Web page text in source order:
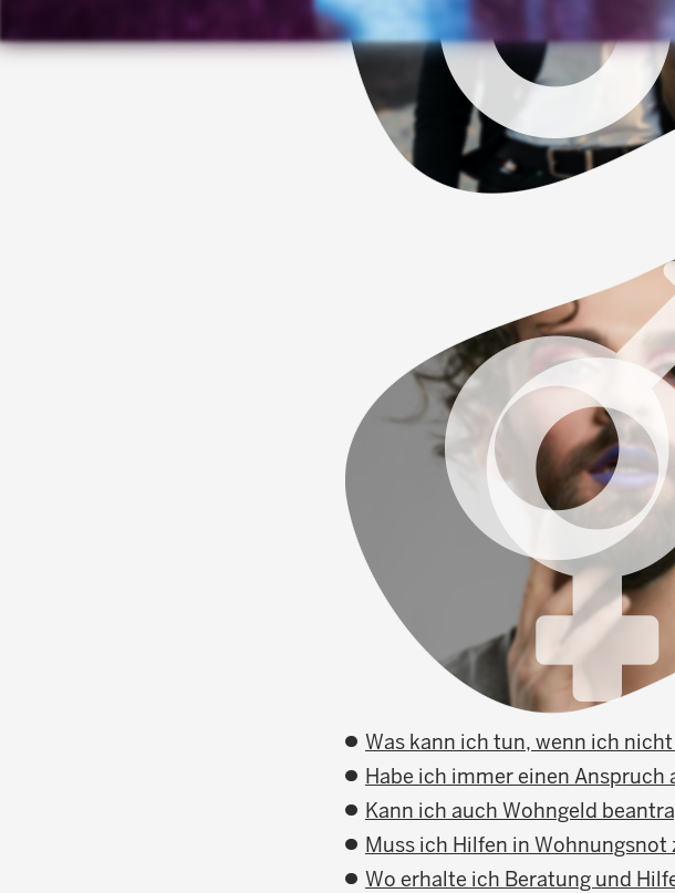
Was kann ich tun, wenn ich
Habe ich immer einen Anspruch
Kann ich auch Wohngeld
Muss ich Hilfen in Wohnungsnot
Wo erhalte ich Beratung und